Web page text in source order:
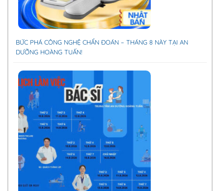
BỨC PHÁ CÔNG NGHỆ CHẨN ĐOÁN – THÁNG 8 NÀY TẠI AN
DƯỠNG HOÀNG TUẤN!